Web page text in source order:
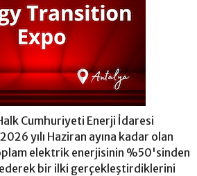
Cumhuriyeti Enerji İdaresi
yılı Haziran ayına kadar olan
elektrik enerjisinin %50'sinden
ederek bir ilki gerçekleştirdiklerini